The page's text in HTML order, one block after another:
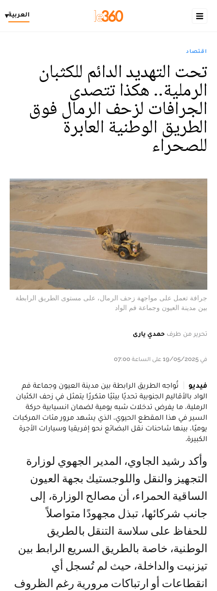
العربية▾
اقتصاد
تحت التهديد الدائم للكثبان
الرملية.. هكذا تتصدى
الجرافات لزحف الرمال فوق
الطريق الوطنية العابرة
للصحراء
جرافة تعمل على مواجهة زحف الرمال، على مستوى الطريق الرابطة
بين مدينة العيون وجماعة فم الواد
تحرير من طرف حمدي يارى
في 19/05/2025 على الساعة 07:00
فيديو
تُواجه الطريق الرابطة بين مدينة العيون وجماعة فم
الواد بالأقاليم الجنوبية تحديًا بيئيًا متكررًا يتمثل في زحف الكثبان
الرملية، ما يفرض تدخلات شبه يومية لضمان انسيابية حركة
السير في هذا المقطع الحيوي، الذي يشهد مرور مئات المركبات
يوميًا، بينها شاحنات نقل البضائع نحو إفريقيا وسيارات الأجرة
الكبيرة.
وأكد رشيد الجاوي، المدير الجهوي لوزارة
التجهيز والنقل واللوجستيك بجهة العيون
الساقية الحمراء، أن مصالح الوزارة، إلى
جانب شركائها، تبذل مجهودًا متواصلاً
للحفاظ على سلاسة التنقل بالطريق
الوطنية، خاصة بالطريق السريع الرابط بين
تيزنيت والداخلة، حيث لم تُسجل أي
انقطاعات أو ارتباكات مرورية رغم الظروف